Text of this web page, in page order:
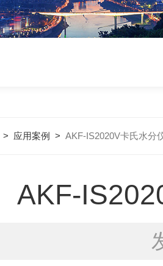
> 应用案例 > AKF-IS2020V卡氏水分
AKF-